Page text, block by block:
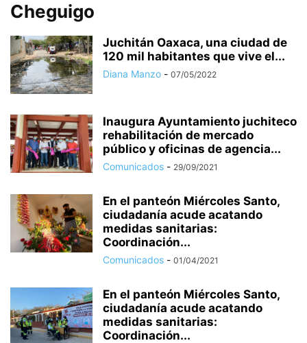
Cheguigo
Juchitán Oaxaca, una ciudad de
120 mil habitantes que vive el...
Diana Manzo - 07/05/2022
Inaugura Ayuntamiento juchiteco
rehabilitación de mercado
público y oficinas de agencia...
Comunicados - 29/09/2021
En el panteón Miércoles Santo,
ciudadanía acude acatando
medidas sanitarias:
Coordinación...
Comunicados - 01/04/2021
En el panteón Miércoles Santo,
ciudadanía acude acatando
medidas sanitarias:
Coordinación...